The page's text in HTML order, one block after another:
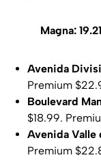
Magna:
Avenida
Premium
Boulevard
$18.99.
Avenida Valle
Premium